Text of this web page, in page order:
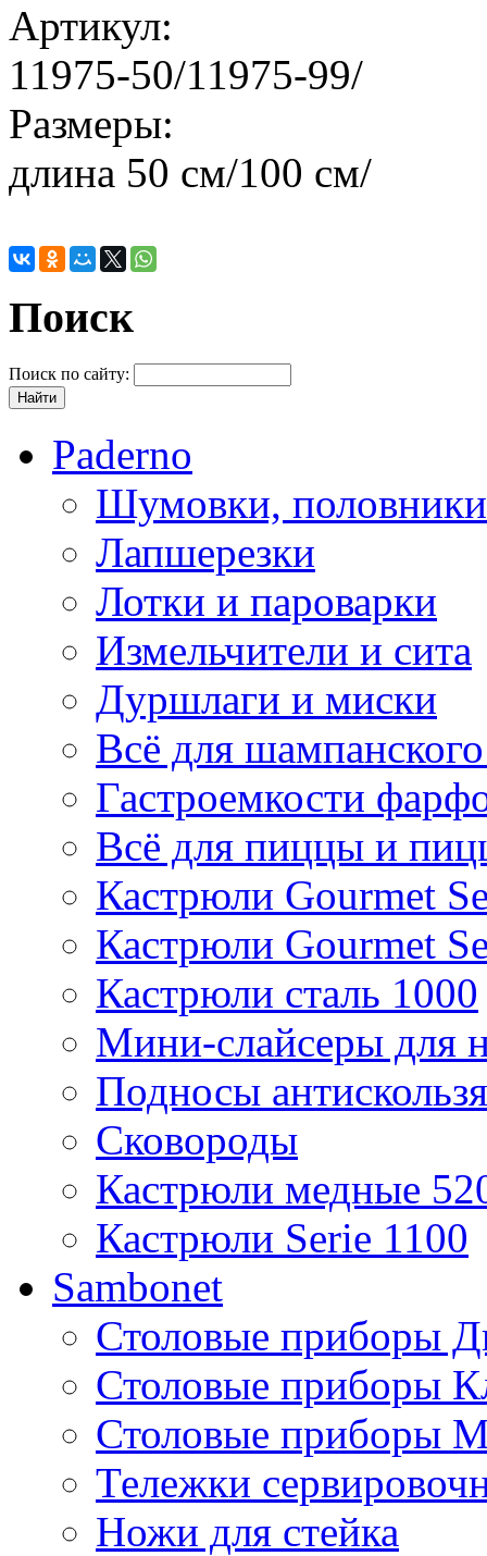
Артикул:
11975-50/11975-99/
Размеры:
длина 50 см/100 см/
Поиск
Поиск по сайту:
Paderno
Шумовки, половники
Лапшерезки
Лотки и пароварки
Измельчители и сита
Дуршлаги и миски
Всё для
Гастроемкости
Всё для пиццы и
Кастрюли Gourmet
Кастрюли Gourmet
Кастрюли сталь 1000
Мини-слайсеры для
Подносы
Сковороды
Кастрюли медные
Кастрюли Serie 1100
Sambonet
Столовые приборы
Столовые приборы
Столовые приборы
Тележки
Ножи для стейка